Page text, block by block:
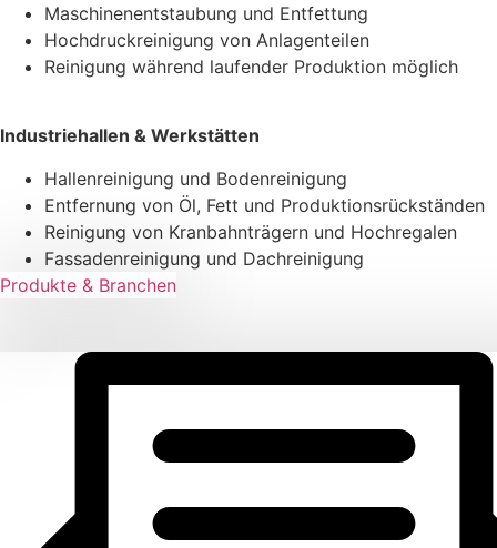
Maschinenentstaubung und Entfettung
Hochdruckreinigung von Anlagenteilen
Reinigung während laufender Produktion möglich
Industriehallen & Werkstätten
Hallenreinigung und Bodenreinigung
Entfernung von Öl, Fett und Produktionsrückständen
Reinigung von Kranbahnträgern und Hochregalen
Fassadenreinigung und Dachreinigung
Produkte & Branchen